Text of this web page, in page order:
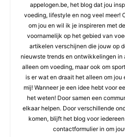
appelogen.be, het blog dat jou
voeding, lifestyle en nog veel meer!
om jou en wil ik je inspireren met
voornamelijk op het gebied van
artikelen verschijnen die jouw op
nieuwste trends en ontwikkelingen
alleen om voeding, maar ook om
is er wat en draait het alleen om jou
mij! Wanneer je een idee hebt voor
het weten! Door samen een
elkaar helpen. Door verschillende
komen, blijft het blog voor
contactformulier in om